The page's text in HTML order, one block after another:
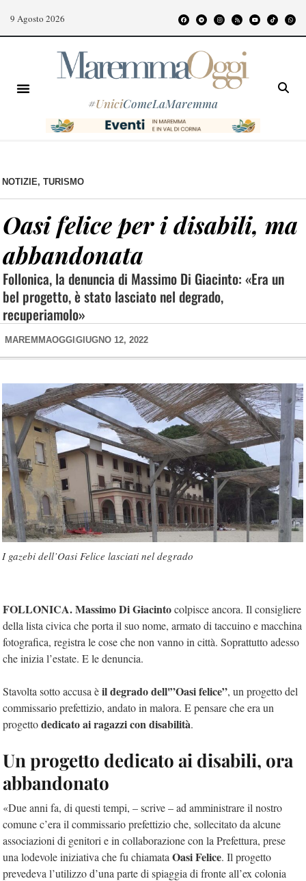
9 Agosto 2026
#UniciComeLaMaremma
NOTIZIE, TURISMO
Oasi felice per i disabili, ma
abbandonata
Follonica, la denuncia di Massimo Di Giacinto: «Era un
bel progetto, è stato lasciato nel degrado,
recuperiamolo»
MAREMMAOGGI GIUGNO 12, 2022
I gazebi dell’Oasi Felice lasciati nel degrado
FOLLONICA.Massimo Di Giacintocolpisce ancora. Il consigliere
della lista civica che porta il suo nome, armato di taccuino e macchina
fotografica, registra le cose che non vanno in città. Soprattutto adesso
che inizia l’estate. E le denuncia.
Stavolta sotto accusa èil degrado dell'”Oasi felice”, un progetto del
commissario prefettizio, andato in malora. E pensare che era un
progettodedicato ai ragazzi con disabilità.
Un progetto dedicato ai disabili, ora
abbandonato
«Due anni fa, di questi tempi, – scrive – ad amministrare il nostro
comune c’era il commissario prefettizio che, sollecitato da alcune
associazioni di genitori e in collaborazione con la Prefettura, prese
una lodevole iniziativa che fu chiamata Oasi Felice. Il progetto
prevedeva l’utilizzo d’una parte di spiaggia di fronte all’ex colonia